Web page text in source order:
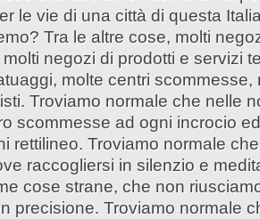
le vie di una città di questa
Tra le altre cose, molti
negozi di prodotti e servizi
molte centri scommesse,
Troviamo normale che nelle
scommesse ad ogni incrocio
rettilineo. Troviamo normale
raccogliersi in silenzio e
cose strane, che non
precisione. Troviamo normale